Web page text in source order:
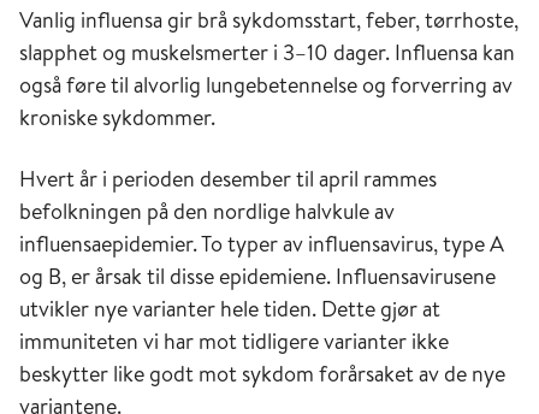
Vanlig influensa gir brå sykdomsstart, feber, tørrhoste,
slapphet og muskelsmerter i 3–10 dager. Influensa kan
også føre til alvorlig lungebetennelse og forverring av
kroniske sykdommer.
Hvert år i perioden desember til april rammes
befolkningen på den nordlige halvkule av
influensaepidemier. To typer av influensavirus, type A
og B, er årsak til disse epidemiene. Influensavirusene
utvikler nye varianter hele tiden. Dette gjør at
immuniteten vi har mot tidligere varianter ikke
beskytter like godt mot sykdom forårsaket av de nye
variantene.